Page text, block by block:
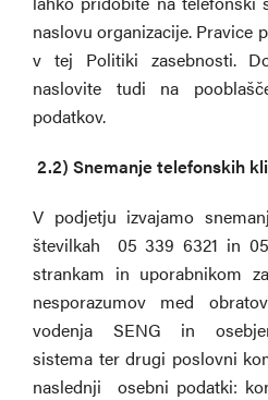
naslovu organizacije. Pravice
v tej Politiki zasebnosti.
naslovite tudi na
podatkov.
2.2) Snemanje telefonskih
V podjetju izvajamo
številkah 05 339 6321 in
strankam in uporabnikom
nesporazumov med
vodenja SENG in
sistema ter drugi poslovni
naslednji osebni podatki: